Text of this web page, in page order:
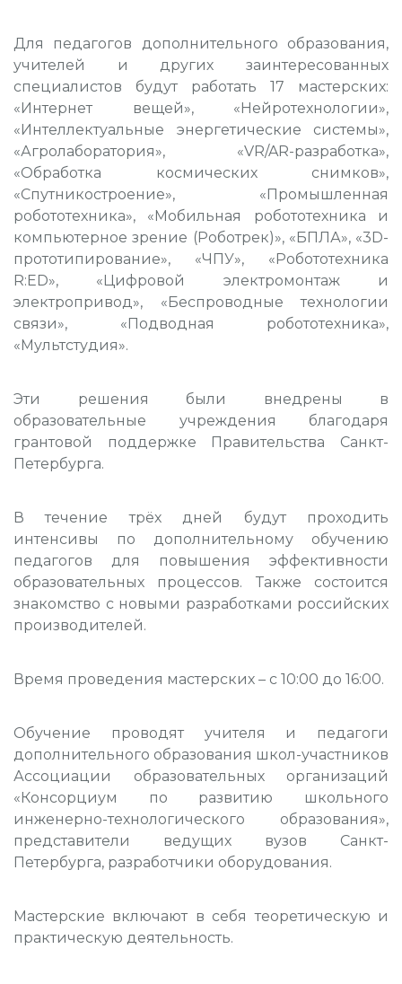
Для педагогов дополнительного образования,
учителей и других заинтересованных
специалистов будут работать 17 мастерских:
«Интернет вещей», «Нейротехнологии»,
«Интеллектуальные энергетические системы»,
«Агролаборатория», «VR/AR-разработка»,
«Обработка космических снимков»,
«Спутникостроение», «Промышленная
робототехника», «Мобильная робототехника и
компьютерное зрение (Роботрек)», «БПЛА», «3D-
прототипирование», «ЧПУ», «Робототехника
R:ED», «Цифровой электромонтаж и
электропривод», «Беспроводные технологии
связи», «Подводная робототехника»,
«Мультстудия».
Эти решения были внедрены в
образовательные учреждения благодаря
грантовой поддержке Правительства Санкт-
Петербурга.
В течение трёх дней будут проходить
интенсивы по дополнительному обучению
педагогов для повышения эффективности
образовательных процессов. Также состоится
знакомство с новыми разработками российских
производителей.
Время проведения мастерских – с 10:00 до 16:00.
Обучение проводят учителя и педагоги
дополнительного образования школ-участников
Ассоциации образовательных организаций
«Консорциум по развитию школьного
инженерно-технологического образования»,
представители ведущих вузов Санкт-
Петербурга, разработчики оборудования.
Мастерские включают в себя теоретическую и
практическую деятельность.